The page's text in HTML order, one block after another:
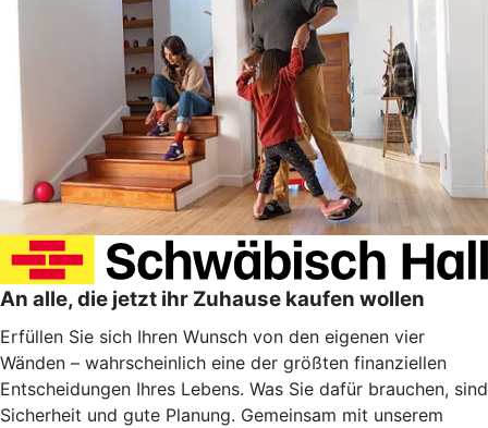
An alle, die jetzt ihr Zuhause kaufen wollen
Erfüllen Sie sich Ihren Wunsch von den eigenen vier
Wänden – wahrscheinlich eine der größten finanziellen
Entscheidungen Ihres Lebens. Was Sie dafür brauchen, sind
Sicherheit und gute Planung. Gemeinsam mit unserem